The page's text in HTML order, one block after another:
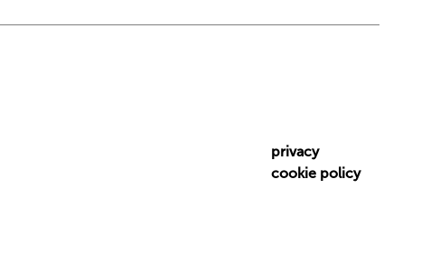
privacy
cookie policy